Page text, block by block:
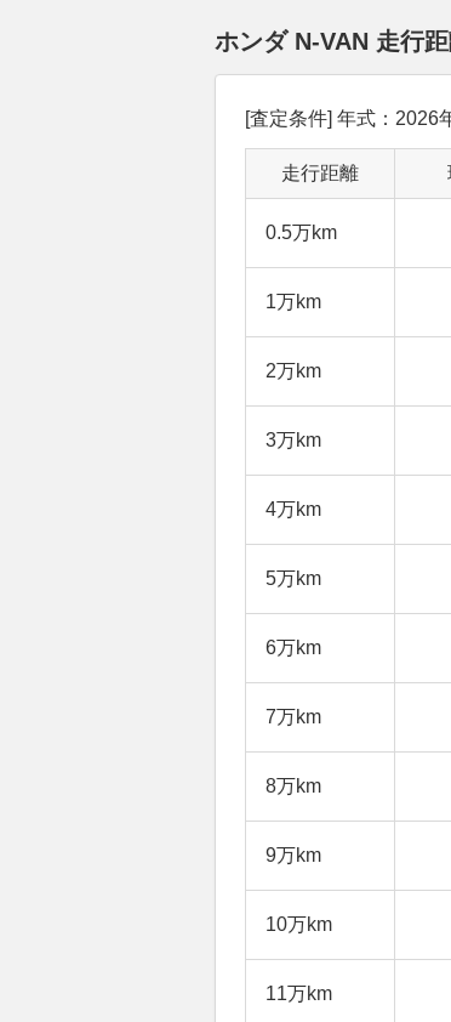
ホンダ N-VAN 走行
[査定条件] 年式：2026
走行距離
0.5万km
1万km
2万km
3万km
4万km
5万km
6万km
7万km
8万km
9万km
10万km
11万km